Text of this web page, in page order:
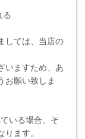
る
しては、当店の
いますため、あ
お願い致しま
いる場合、そ
ます。